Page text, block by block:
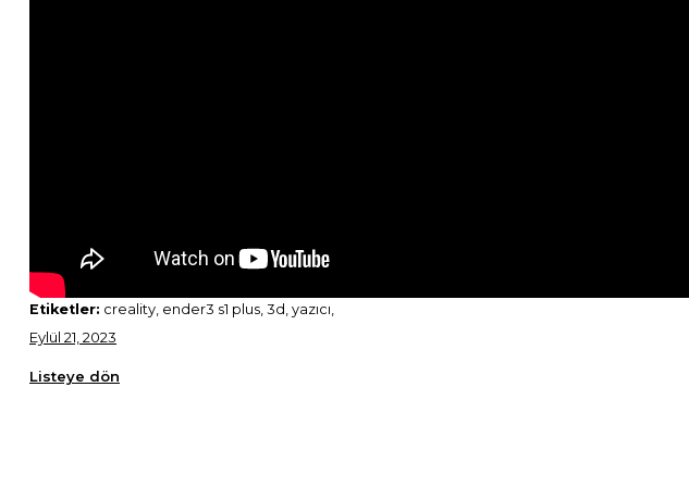
Etiketler: creality, ender3 s1 plus, 3d, yazıcı,
Eylül 21, 2023
Listeye dön